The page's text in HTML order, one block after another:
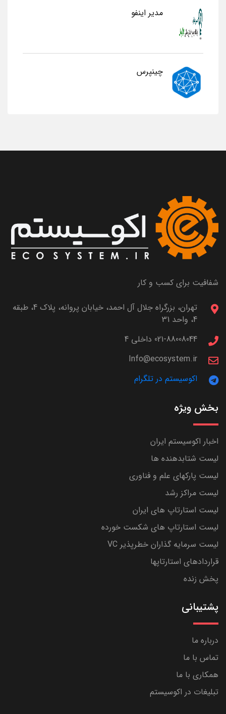
مدیر اینفو
چینپرس
شفافیت برای کسب و کار
تهران، بزرگراه جلال آل احمد، خیابان پروانه، پلاک 4، طبقه
4، واحد 31
021-88008044 داخلی 4
Info@ecosystem.ir
اکوسیستم در تلگرام
بخش ویژه
اخبار اکوسیستم ایران
لیست شتابدهنده ها
لیست پارکهای علم و فناوری
لیست مراکز رشد
لیست استارتاپ های ایران
لیست استارتاپ های شکست خورده
لیست سرمایه گذاران خطرپذیر VC
قراردادهای استارتاپها
پخش زنده
پشتیبانی
درباره ما
تماس با ما
همکاری با ما
تبلیغات در اکوسیستم